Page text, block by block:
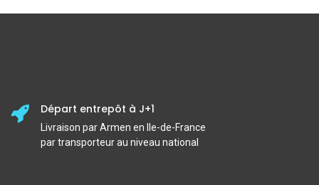
Départ entrepôt à J+1
Livraison par Armen en Ile-de-France
par transporteur au niveau national